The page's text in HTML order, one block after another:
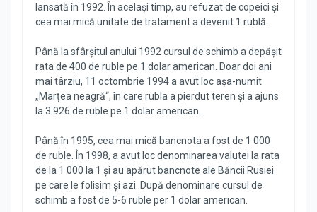
lansată în 1992. În același timp, au refuzat de copeici și
cea mai mică unitate de tratament a devenit 1 rublă.
Până la sfârșitul anului 1992 cursul de schimb a depășit
rata de 400 de ruble pe 1 dolar american. Doar doi ani
mai târziu, 11 octombrie 1994 a avut loc așa-numit
„Marțea neagră“, în care rubla a pierdut teren și a ajuns
la 3 926 de ruble pe 1 dolar american.
Până în 1995, cea mai mică bancnota a fost de 1 000
de ruble. În 1998, a avut loc denominarea valutei la rata
de la 1 000 la 1 și au apărut bancnote ale Băncii Rusiei
pe care le folisim și azi. După denominare cursul de
schimb a fost de 5-6 ruble per 1 dolar american.